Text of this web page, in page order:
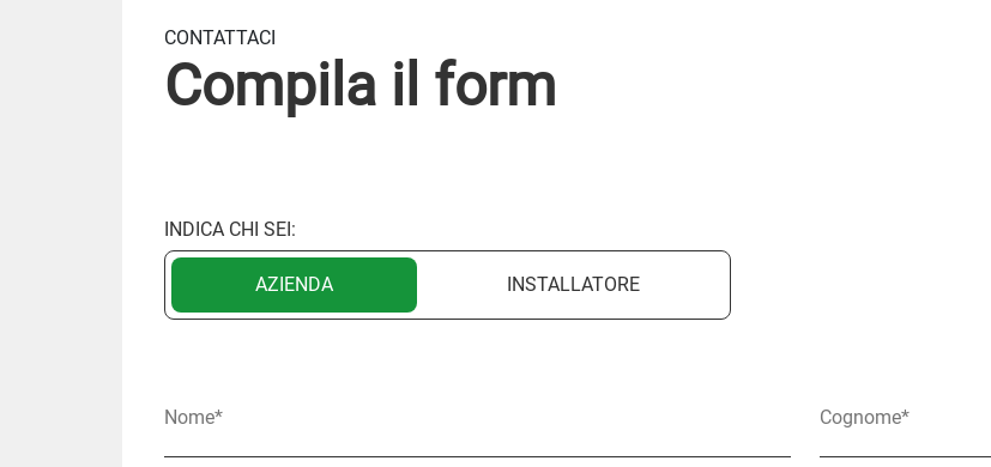
CONTATTACI
Compila il form
INDICA CHI SEI:
AZIENDA INSTALLATORE